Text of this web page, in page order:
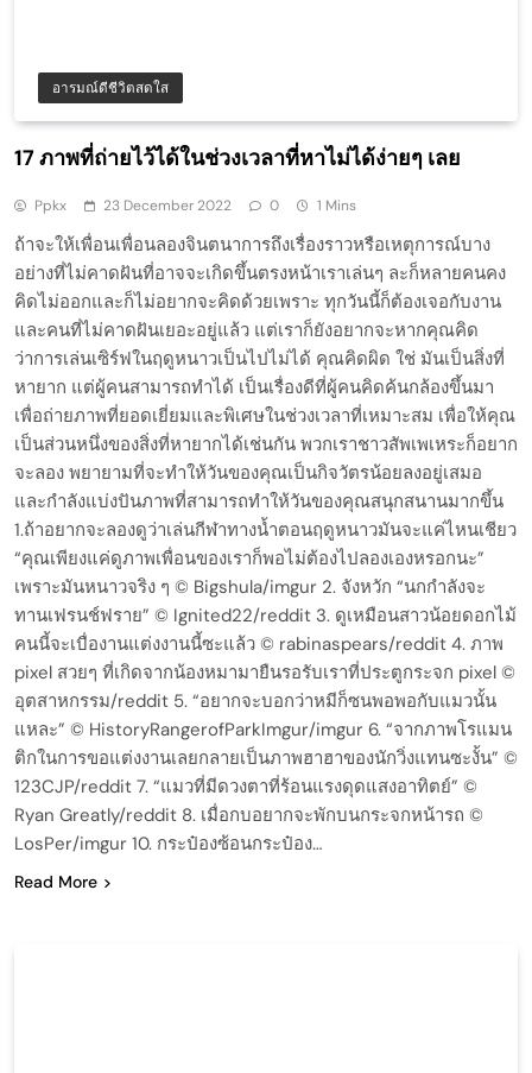
อารมณ์ดีชีวิตสดใส
17 ภาพที่ถ่ายไว้ได้ในช่วงเวลาที่หาไม่ได้ง่ายๆ เลย
Ppkx 23 December 2022 0 1 Mins
ถ้าจะให้เพื่อนเพื่อนลองจินตนาการถึงเรื่องราวหรือเหตุการณ์บาง
อย่างที่ไม่คาดฝันที่อาจจะเกิดขึ้นตรงหน้าเราเล่นๆ ละก็หลายคนคง
คิดไม่ออกและก็ไม่อยากจะคิดด้วยเพราะ ทุกวันนี้ก็ต้องเจอกับงาน
และคนที่ไม่คาดฝันเยอะอยู่แล้ว แต่เราก็ยังอยากจะหากคุณคิด
ว่าการเล่นเซิร์ฟในฤดูหนาวเป็นไปไม่ได้ คุณคิดผิด ใช่ มันเป็นสิ่งที่
หายาก แต่ผู้คนสามารถทำได้ เป็นเรื่องดีที่ผู้คนคิดค้นกล้องขึ้นมา
เพื่อถ่ายภาพที่ยอดเยี่ยมและพิเศษในช่วงเวลาที่เหมาะสม เพื่อให้คุณ
เป็นส่วนหนึ่งของสิ่งที่หายากได้เช่นกัน พวกเราชาวสัพเพเหระก็อยาก
จะลอง พยายามที่จะทำให้วันของคุณเป็นกิจวัตรน้อยลงอยู่เสมอ
และกำลังแบ่งปันภาพที่สามารถทำให้วันของคุณสนุกสนานมากขึ้น
1.ถ้าอยากจะลองดูว่าเล่นกีฬาทางน้ำตอนฤดูหนาวมันจะแค่ไหนเชียว
“คุณเพียงแค่ดูภาพเพื่อนของเราก็พอไม่ต้องไปลองเองหรอกนะ”
เพราะมันหนาวจริง ๆ © Bigshula/imgur 2. จังหวัก “นกกำลังจะ
ทานเฟรนช์ฟราย” © Ignited22/reddit 3. ดูเหมือนสาวน้อยดอกไม้
คนนี้จะเบื่องานแต่งงานนี้ซะแล้ว © rabinaspears/reddit 4. ภาพ
pixel สวยๆ ที่เกิดจากน้องหมามายืนรอรับเราที่ประตูกระจก pixel ©
อุตสาหกรรม/reddit 5. “อยากจะบอกว่าหมีก็ซนพอพอกับแมวนั้น
แหละ” © HistoryRangerofParkImgur/imgur 6. “จากภาพโรแมน
ติกในการขอแต่งงานเลยกลายเป็นภาพฮาฮาของนักวิ่งแทนซะงั้น” ©
123CJP/reddit 7. “แมวที่มีดวงตาที่ร้อนแรงดุดแสงอาทิตย์” ©
Ryan Greatly/reddit 8. เมื่อกบอยากจะพักบนกระจกหน้ารถ ©
LosPer/imgur 10. กระป๋องซ้อนกระป๋อง…
Read More